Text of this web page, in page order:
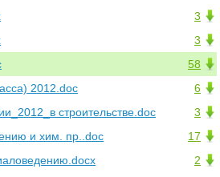
3
3
58
6
2012.doc
3
строительстве.doc
17
и хим. пр..doc
2